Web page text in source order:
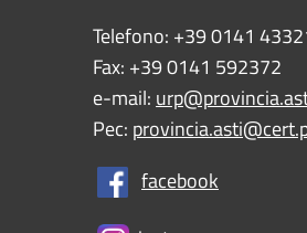
Telefono: +39 0141
Fax: +39 0141 592372
e-mail:
Pec:
facebook